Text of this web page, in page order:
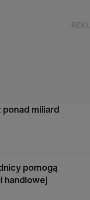
ponad miliard
pomogą
handlowej